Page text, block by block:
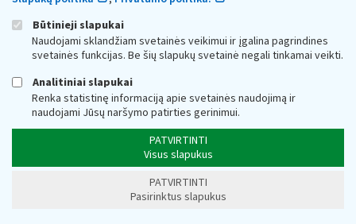
Būtinieji slapukai
Naudojami sklandžiam svetainės veikimui ir įgalina pagrindines
svetainės funkcijas. Be šių slapukų svetainė negali tinkamai veikti.
Analitiniai slapukai
Renka statistinę informaciją apie svetainės naudojimą ir
naudojami Jūsų naršymo patirties gerinimui.
PATVIRTINTI
Visus slapukus
PATVIRTINTI
Pasirinktus slapukus
Respublikos finansų ministerijos kaupiami ir saugomi Juridinių